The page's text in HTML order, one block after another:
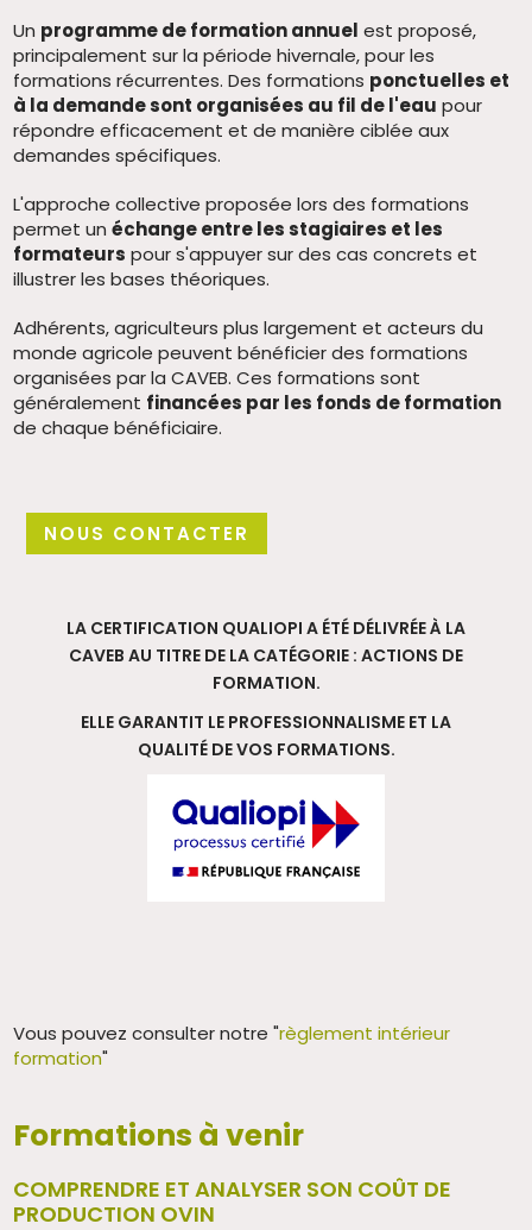
Un programme de formation annuel est proposé,
principalement sur la période hivernale, pour les
formations récurrentes. Des formations ponctuelles et
à la demande sont organisées au fil de l'eau pour
répondre efficacement et de manière ciblée aux
demandes spécifiques.
L'approche collective proposée lors des formations
permet unéchange entre les stagiaires et les
formateurs pour s'appuyer sur des cas concrets et
illustrer les bases théoriques.
Adhérents, agriculteurs plus largement et acteurs du
monde agricole peuvent bénéficier des formations
organisées par la CAVEB. Ces formations sont
généralement financées par les fonds de formation
de chaque bénéficiaire.
NOUS CONTACTER
LA CERTIFICATION QUALIOPI A ÉTÉ DÉLIVRÉE À LA
CAVEB AU TITRE DE LA CATÉGORIE : ACTIONS DE
FORMATION.
ELLE GARANTIT LE PROFESSIONNALISME ET LA
QUALITÉ DE VOS FORMATIONS.
Vous pouvez consulter notre "règlement intérieur
formation"
Formations à venir
COMPRENDRE ET ANALYSER SON COÛT DE
PRODUCTION OVIN